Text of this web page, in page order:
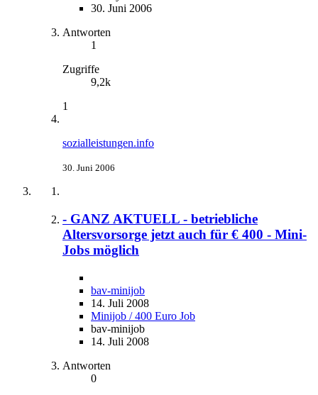
30. Juni 2006
Antworten
1
Zugriffe
9,2k
1
sozialleistungen.info
30. Juni 2006
- GANZ AKTUELL - betriebliche
Altersvorsorge jetzt auch für € 400 - Mini-
Jobs möglich
bav-minijob
14. Juli 2008
Minijob / 400 Euro Job
bav-minijob
14. Juli 2008
Antworten
0